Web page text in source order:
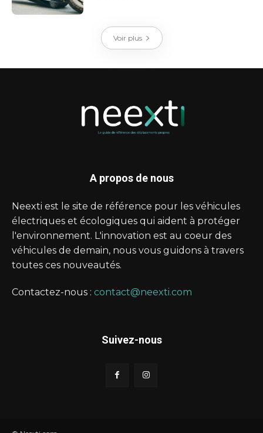
Voir plus
A propos de nous
Neexti est le site de référence pour les véhicules
électriques et écologiques qui aident à protéger
l'environnement. L'innovation est au coeur des
véhicules de demain, nous vous guidons à travers
toutes ces nouveautés.
Contactez-nous : contact@neexti.com
Suivez-nous